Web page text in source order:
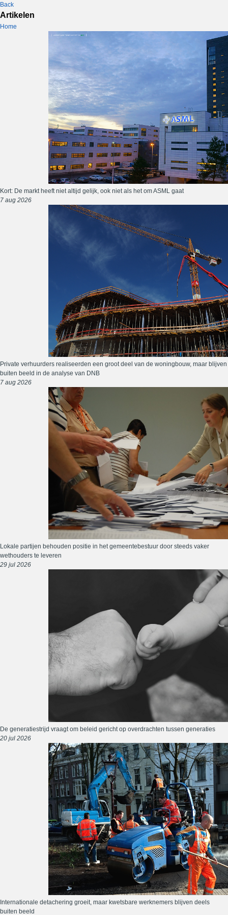
Back
Artikelen
Home
Kort: De markt heeft niet altijd gelijk, ook niet als het om ASML gaat
7 aug 2026
Private verhuurders realiseerden een groot deel van de woningbouw, maar blijven
buiten beeld in de analyse van DNB
7 aug 2026
Lokale partijen behouden positie in het gemeentebestuur door steeds vaker
wethouders te leveren
29 jul 2026
De generatiestrijd vraagt om beleid gericht op overdrachten tussen generaties
20 jul 2026
Internationale detachering groeit, maar kwetsbare werknemers blijven deels
buiten beeld